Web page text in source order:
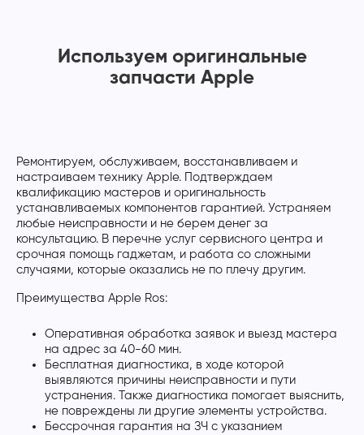
Используем оригинальные
запчасти Apple
Ремонтируем, обслуживаем, восстанавливаем и
настраиваем технику Apple. Подтверждаем
квалификацию мастеров и оригинальность
устанавливаемых компонентов гарантией. Устраняем
любые неисправности и не берем денег за
консультацию. В перечне услуг сервисного центра и
срочная помощь гаджетам, и работа со сложными
случаями, которые оказались не по плечу другим.
Преимущества Apple Ros:
Оперативная обработка заявок и выезд мастера
на адрес за 40-60 мин.
Бесплатная диагностика, в ходе которой
выявляются причины неисправности и пути
устранения. Также диагностика помогает выяснить,
не повреждены ли другие элементы устройства.
Бессрочная гарантия на ЗЧ с указанием